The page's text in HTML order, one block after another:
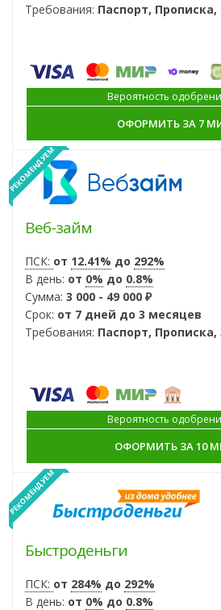
Вероятность
Требования: Паспорт,
ОФОРМИТЬ ЗА 7
РЕКОМЕНДУЕМ
Вероятность
Веб-займ
ПСК: от 12.41% до 292%
В день: от 0% до 0.8%
Сумма: 3 000 - 49 000 ₽
Срок: от 7 дней до 3 месяцев
Требования: Паспорт,
ОФОРМИТЬ ЗА 10
РЕКОМЕНДУЕМ
Быстроденьги
ПСК: от 284% до 292%
В день: от 0% до 0.8%